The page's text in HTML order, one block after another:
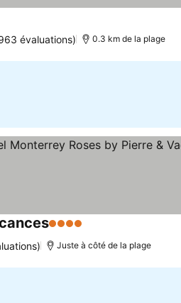
évaluations) 0.3 km de la plage
4 Étoiles
Juste à côté de la plage